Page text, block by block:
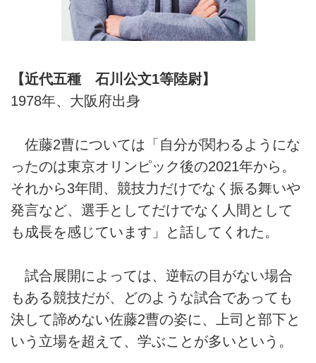
【近代五種 石川公文1等陸尉】
1978年、大阪府出身
佐藤2曹については「自分が関わるようにな
ったのは東京オリンピック後の2021年から。
それから3年間、競技力だけでなく振る舞いや
発言など、選手としてだけでなく人間として
も成長を感じています」と話してくれた。
試合展開によっては、逆転の目がない場合
もある競技だが、どのような試合であっても
決して諦めない佐藤2曹の姿に、上司と部下と
いう立場を超えて、学ぶことが多いという。